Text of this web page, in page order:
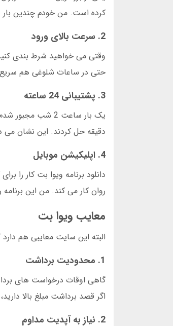
کرده است. من خودم چندین
2. سرعت بالای ورود
وقتی می خواهید شرط بندی
حتی در ساعات شلوغی هم سریع پاسخ دهند. تست من در ژانویه
3. پشتیبانی 24 ساعته
دقیقه حل کردند. این نشان می
4. اپلیکیشن موبایل
دانلود برنامه ویوا بت کار
روان کار می کند. من این برنامه را روی گوشی 3 ساله خود نصب
معایب ویوا بت
البته این سایت معایبی هم دارد
1. محدودیت برداشت
اگر قصد برداشت مبلغ بالا
2. نیاز به آپدیت مداوم